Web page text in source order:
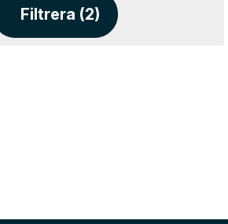
Filtrera (2)